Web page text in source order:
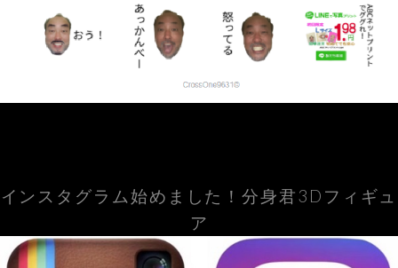
インスタグラム始めました！分身君3Dフィギュ
ア